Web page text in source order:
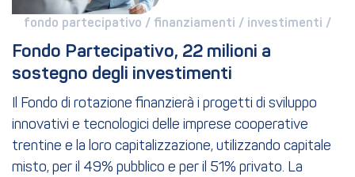
fondo partecipativo / finanziamenti / investimenti /
Fondo Partecipativo, 22 milioni a
sostegno degli investimenti
Il Fondo di rotazione finanzierà i progetti di sviluppo
innovativi e tecnologici delle imprese cooperative
trentine e la loro capitalizzazione, utilizzando capitale
misto, per il 49% pubblico e per il 51% privato. La